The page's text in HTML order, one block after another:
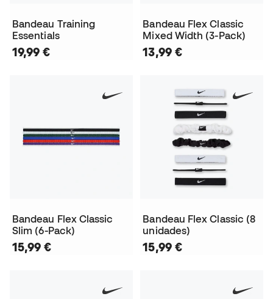
Bandeau Training
Essentials
19,99 €
Bandeau Flex Classic
Mixed Width (3-Pack)
13,99 €
Bandeau Flex Classic
Slim (6-Pack)
15,99 €
Bandeau Flex Classic (8
unidades)
15,99 €